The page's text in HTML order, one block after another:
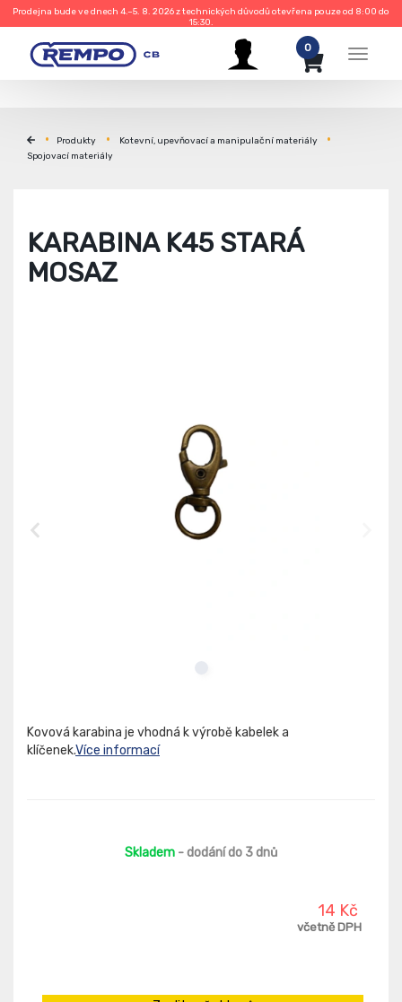
Prodejna bude ve dnech 4.–5. 8. 2026 z technických důvodů otevřena pouze od 8:00 do
15:30.
Menu
0
Produkty
Kotevní, upevňovací a manipulační materiály
Spojovací materiály
KARABINA K45 STARÁ
MOSAZ
Kovová karabina je vhodná k výrobě kabelek a
klíčenek.Více informací
Skladem - dodání do 3 dnů
14 Kč
včetně DPH